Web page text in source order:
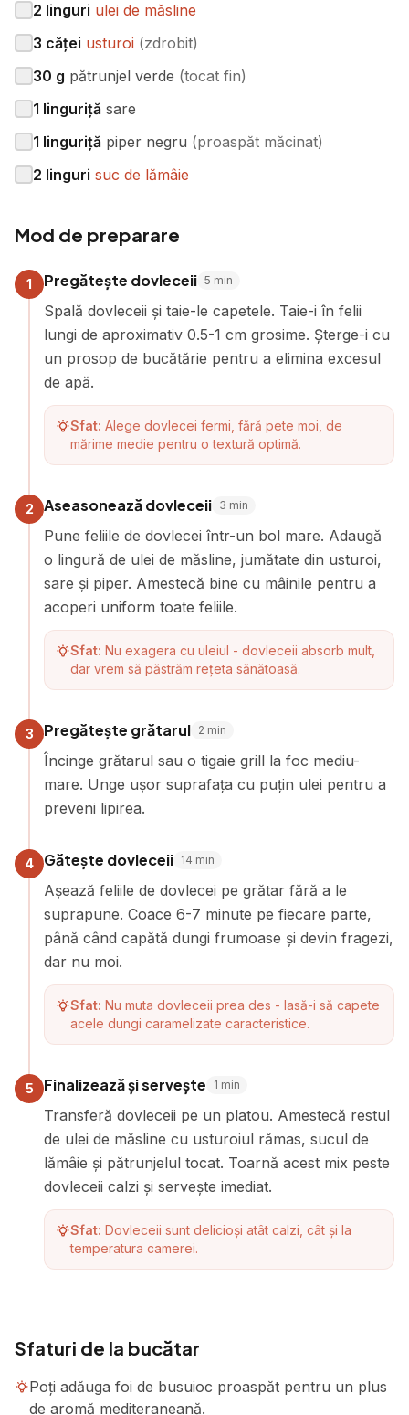
2 linguri ulei de măsline
3 căței usturoi (zdrobit)
30 g pătrunjel verde (tocat fin)
1 linguriță sare
1 linguriță piper negru (proaspăt măcinat)
2 linguri suc de lămâie
Mod de preparare
1 Pregătește dovleceii 5 min
Spală dovleceii și taie-le capetele. Taie-i în felii
lungi de aproximativ 0.5-1 cm grosime. Șterge-i cu
un prosop de bucătărie pentru a elimina excesul
de apă.
Sfat: Alege dovlecei fermi, fără pete moi, de
mărime medie pentru o textură optimă.
2 Aseasonează dovleceii 3 min
Pune feliile de dovlecei într-un bol mare. Adaugă
o lingură de ulei de măsline, jumătate din usturoi,
sare și piper. Amestecă bine cu mâinile pentru a
acoperi uniform toate feliile.
Sfat: Nu exagera cu uleiul - dovleceii absorb mult,
dar vrem să păstrăm rețeta sănătoasă.
3 Pregătește grătarul 2 min
Încinge grătarul sau o tigaie grill la foc mediu-
mare. Unge ușor suprafața cu puțin ulei pentru a
preveni lipirea.
4 Gătește dovleceii 14 min
Așează feliile de dovlecei pe grătar fără a le
suprapune. Coace 6-7 minute pe fiecare parte,
până când capătă dungi frumoase și devin fragezi,
dar nu moi.
Sfat: Nu muta dovleceii prea des - lasă-i să capete
acele dungi caramelizate caracteristice.
5 Finalizează și servește 1 min
Transferă dovleceii pe un platou. Amestecă restul
de ulei de măsline cu usturoiul rămas, sucul de
lămâie și pătrunjelul tocat. Toarnă acest mix peste
dovleceii calzi și servește imediat.
Sfat: Dovleceii sunt delicioși atât calzi, cât și la
temperatura camerei.
Sfaturi de la bucătar
Poți adăuga foi de busuioc proaspăt pentru un plus
de aromă mediteraneană.